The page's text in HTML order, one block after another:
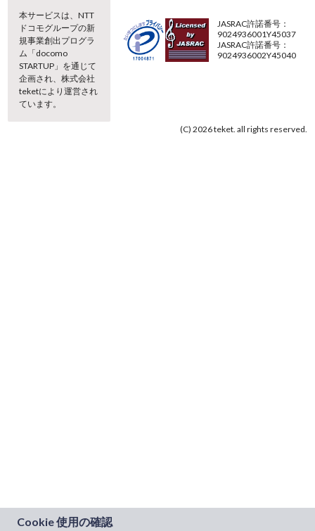
本サービスは、NTT
ドコモグループの新
規事業創出プログラ
ム「docomo
STARTUP」を通じて
企画され、株式会社
teketにより運営され
ています。
JASRAC許諾番号：
9024936001Y45037
JASRAC許諾番号：
9024936002Y45040
(C) 2026 teket. all rights reserved.